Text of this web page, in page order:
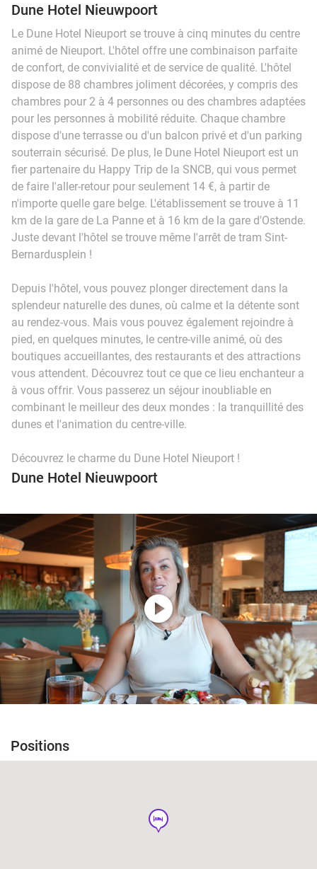
Dune Hotel Nieuwpoort
Le Dune Hotel Nieuport se trouve à cinq minutes du centre
animé de Nieuport. L'hôtel offre une combinaison parfaite
de confort, de convivialité et de service de qualité. L'hôtel
dispose de 88 chambres joliment décorées, y compris des
chambres pour 2 à 4 personnes ou des chambres adaptées
pour les personnes à mobilité réduite. Chaque chambre
dispose d'une terrasse ou d'un balcon privé et d'un parking
souterrain sécurisé. De plus, le Dune Hotel Nieuport est un
fier partenaire du Happy Trip de la SNCB, qui vous permet
de faire l'aller-retour pour seulement 14 €, à partir de
n'importe quelle gare belge. L'établissement se trouve à 11
km de la gare de La Panne et à 16 km de la gare d'Ostende.
Juste devant l'hôtel se trouve même l'arrêt de tram Sint-
Bernardusplein !
Depuis l'hôtel, vous pouvez plonger directement dans la
splendeur naturelle des dunes, où calme et la détente sont
au rendez-vous. Mais vous pouvez également rejoindre à
pied, en quelques minutes, le centre-ville animé, où des
boutiques accueillantes, des restaurants et des attractions
vous attendent. Découvrez tout ce que ce lieu enchanteur a
à vous offrir. Vous passerez un séjour inoubliable en
combinant le meilleur des deux mondes : la tranquillité des
dunes et l'animation du centre-ville.
Découvrez le charme du Dune Hotel Nieuport !
Dune Hotel Nieuwpoort
play_circle
Positions
hotel